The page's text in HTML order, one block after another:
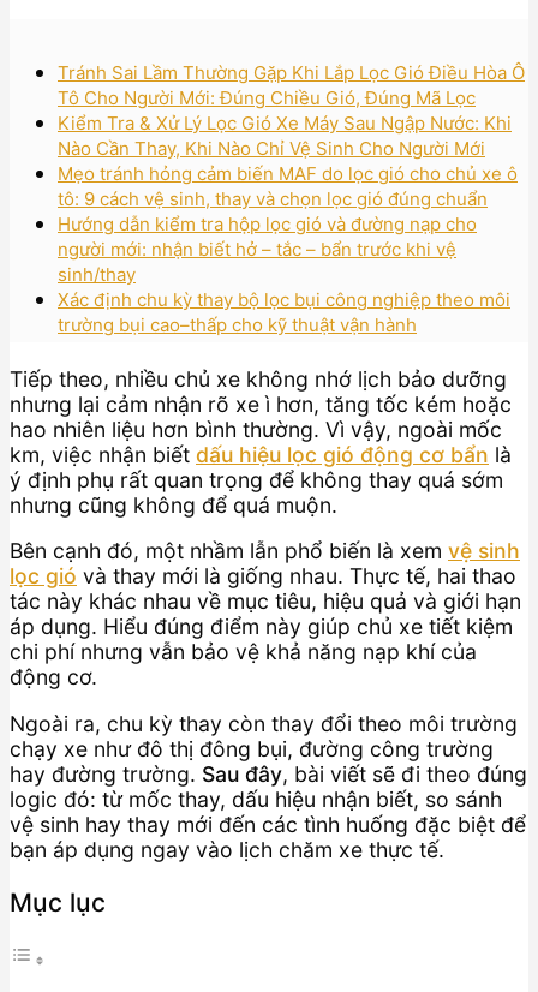
Tránh Sai Lầm Thường Gặp Khi Lắp Lọc Gió Điều Hòa Ô
Tô Cho Người Mới: Đúng Chiều Gió, Đúng Mã Lọc
Kiểm Tra & Xử Lý Lọc Gió Xe Máy Sau Ngập Nước: Khi
Nào Cần Thay, Khi Nào Chỉ Vệ Sinh Cho Người Mới
Mẹo tránh hỏng cảm biến MAF do lọc gió cho chủ xe ô
tô: 9 cách vệ sinh, thay và chọn lọc gió đúng chuẩn
Hướng dẫn kiểm tra hộp lọc gió và đường nạp cho
người mới: nhận biết hở – tắc – bẩn trước khi vệ
sinh/thay
Xác định chu kỳ thay bộ lọc bụi công nghiệp theo môi
trường bụi cao–thấp cho kỹ thuật vận hành
Tiếp theo, nhiều chủ xe không nhớ lịch bảo dưỡng
nhưng lại cảm nhận rõ xe ì hơn, tăng tốc kém hoặc
hao nhiên liệu hơn bình thường. Vì vậy, ngoài mốc
km, việc nhận biết dấu hiệu lọc gió động cơ bẩn là
ý định phụ rất quan trọng để không thay quá sớm
nhưng cũng không để quá muộn.
Bên cạnh đó, một nhầm lẫn phổ biến là xem vệ sinh
lọc gió và thay mới là giống nhau. Thực tế, hai thao
tác này khác nhau về mục tiêu, hiệu quả và giới hạn
áp dụng. Hiểu đúng điểm này giúp chủ xe tiết kiệm
chi phí nhưng vẫn bảo vệ khả năng nạp khí của
động cơ.
Ngoài ra, chu kỳ thay còn thay đổi theo môi trường
chạy xe như đô thị đông bụi, đường công trường
hay đường trường. Sau đây, bài viết sẽ đi theo đúng
logic đó: từ mốc thay, dấu hiệu nhận biết, so sánh
vệ sinh hay thay mới đến các tình huống đặc biệt để
bạn áp dụng ngay vào lịch chăm xe thực tế.
Mục lục